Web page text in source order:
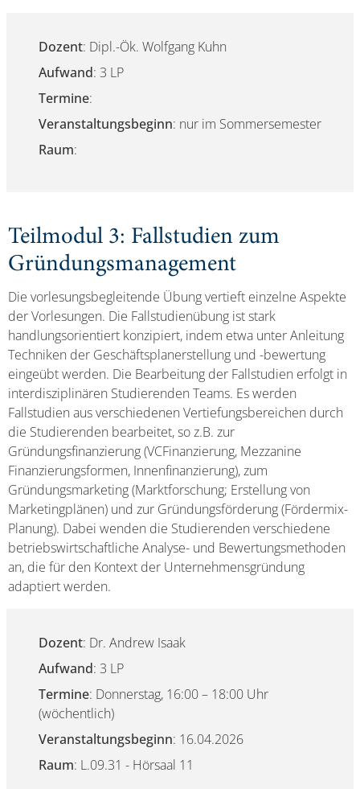
Dozent: Dipl.-Ök. Wolfgang Kuhn
Aufwand: 3 LP
Termine:
Veranstaltungsbeginn: nur im Sommersemester
Raum:
Teilmodul 3: Fallstudien zum
Gründungsmanagement
Die vorlesungsbegleitende Übung vertieft einzelne Aspekte
der Vorlesungen. Die Fallstudienübung ist stark
handlungsorientiert konzipiert, indem etwa unter Anleitung
Techniken der Geschäftsplanerstellung und -bewertung
eingeübt werden. Die Bearbeitung der Fallstudien erfolgt in
interdisziplinären Studierenden Teams. Es werden
Fallstudien aus verschiedenen Vertiefungsbereichen durch
die Studierenden bearbeitet, so z.B. zur
Gründungsfinanzierung (VCFinanzierung, Mezzanine
Finanzierungsformen, Innenfinanzierung), zum
Gründungsmarketing (Marktforschung; Erstellung von
Marketingplänen) und zur Gründungsförderung (Fördermix-
Planung). Dabei wenden die Studierenden verschiedene
betriebswirtschaftliche Analyse- und Bewertungsmethoden
an, die für den Kontext der Unternehmensgründung
adaptiert werden.
Dozent: Dr. Andrew Isaak
Aufwand: 3 LP
Termine: Donnerstag, 16:00 – 18:00 Uhr
(wöchentlich)
Veranstaltungsbeginn: 16.04.2026
Raum: L.09.31 - Hörsaal 11